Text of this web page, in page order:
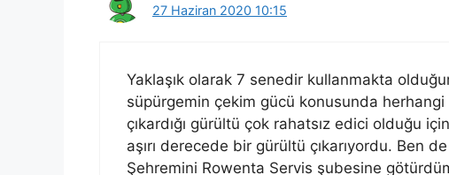
27 Haziran 2020 10:15
Yaklaşık olarak 7 senedir kullanmakta
süpürgemin çekim gücü konusunda herhangi
çıkardığı gürültü çok rahatsız edici olduğu
aşırı derecede bir gürültü çıkarıyordu. Ben
Şehremini Rowenta Servis şubesine